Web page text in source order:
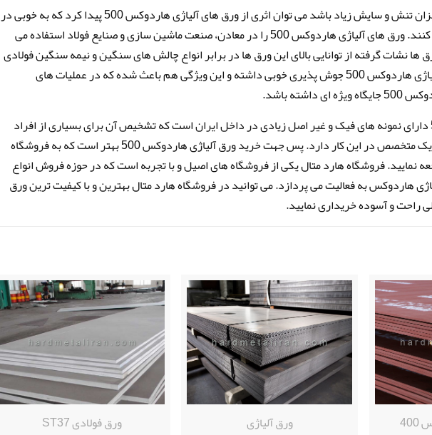
در هر جایی از صنعت که میزان تنش و سایش زیاد باشد می توان اثری از ورق های آلیاژی هاردوکس 500 پیدا کرد که به خوبی در
برابر این فشار مقاومت می کنند. ورق های آلیاژی هاردوکس 500 را در معادن، صنعت ماشین سازی و صنایع فولاد استفاده می
ها نشات گرفته از توانایی بالای این ورق ها در برابر انواع چالش های سنگین و نیمه سنگین فولادی
است. همچنین ورق های آلیاژی هاردوکس 500 جوش پذیری خوبی داشته و این ویژگی هم باعث شده که در عملیات های
باشد.
ورق آلیاژی هاردوکس 500 دارای نمونه های فیک و غیر اصل زیادی در داخل ایران است که تشخیص آن برای بسیاری از افراد
کاری دشوار است و نیاز به یک متخصص در این کار دارد. پس جهت خرید ورق آلیاژی هاردوکس 500 بهتر است که به فروشگاه
نمایید. فروشگاه هارد متال یکی از فروشگاه های اصیل و با تجربه است که در حوزه فروش انواع
هاردوکس به فعالیت می پردازد. می توانید در فروشگاه هارد متال بهترین و با کیفیت ترین ورق
راحت و آسوده خریداری نمایید.
ورق آلیاژی ورق فولادی ST37